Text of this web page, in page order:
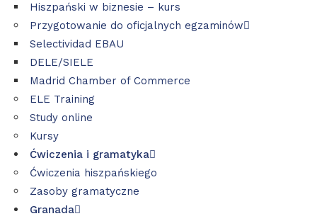
Hiszpański w biznesie – kurs
Przygotowanie do oficjalnych egzaminów
Selectividad EBAU
DELE/SIELE
Madrid Chamber of Commerce
ELE Training
Study online
Kursy
Ćwiczenia i gramatyka
Ćwiczenia hiszpańskiego
Zasoby gramatyczne
Granada